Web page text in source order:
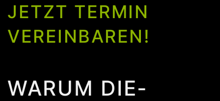
JETZT TERMIN
VEREINBAREN!
WARUM DIE-